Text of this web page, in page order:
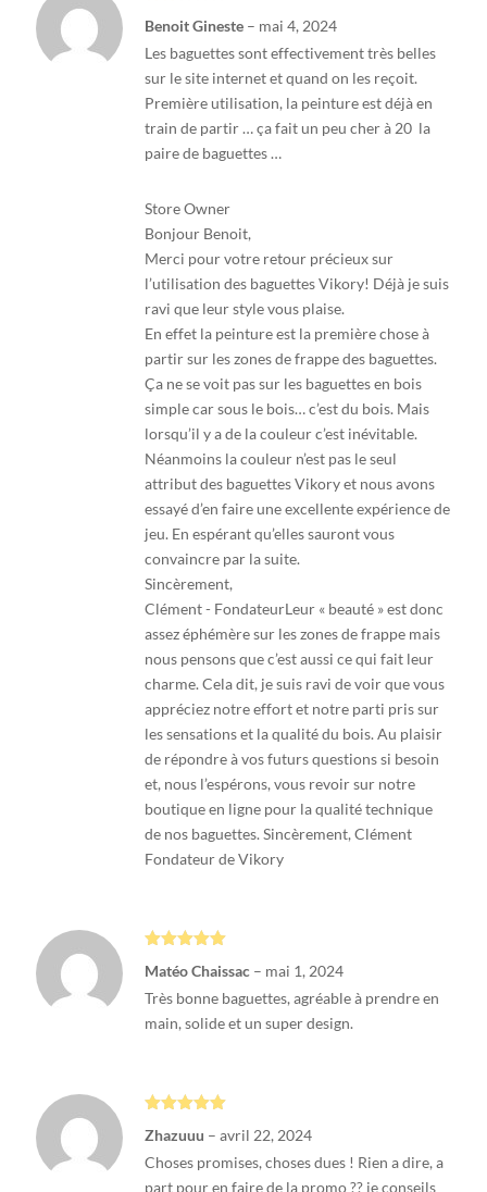
2
sur
5
Benoit Gineste – mai 4, 2024
Les baguettes sont effectivement très belles
sur le site internet et quand on les reçoit.
Première utilisation, la peinture est déjà en
train de partir … ça fait un peu cher à 20  la
paire de baguettes …
Store Owner
Bonjour Benoit,
Merci pour votre retour précieux sur
l’utilisation des baguettes Vikory! Déjà je suis
ravi que leur style vous plaise.
En effet la peinture est la première chose à
partir sur les zones de frappe des baguettes.
Ça ne se voit pas sur les baguettes en bois
simple car sous le bois… c’est du bois. Mais
lorsqu’il y a de la couleur c’est inévitable.
Néanmoins la couleur n’est pas le seul
attribut des baguettes Vikory et nous avons
essayé d’en faire une excellente expérience de
jeu. En espérant qu’elles sauront vous
convaincre par la suite.
Sincèrement,
Clément - FondateurLeur « beauté » est donc
assez éphémère sur les zones de frappe mais
nous pensons que c’est aussi ce qui fait leur
charme. Cela dit, je suis ravi de voir que vous
appréciez notre effort et notre parti pris sur
les sensations et la qualité du bois. Au plaisir
de répondre à vos futurs questions si besoin
et, nous l’espérons, vous revoir sur notre
boutique en ligne pour la qualité technique
de nos baguettes. Sincèrement, Clément
Fondateur de Vikory
5
Matéo Chaissac – mai 1, 2024
Très bonne baguettes, agréable à prendre en
main, solide et un super design.
5
Zhazuuu – avril 22, 2024
Choses promises, choses dues ! Rien a dire, a
part pour en faire de la promo ?? je conseils